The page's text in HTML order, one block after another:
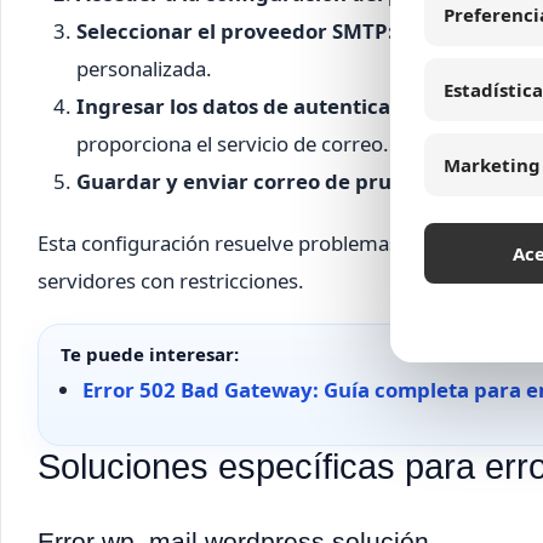
Seleccionar el proveedor SMTP:
Elige entre
personalizada.
Ingresar los datos de autenticación:
proporciona el servicio de correo.
Guardar y enviar correo de prueba:
Verifica
Esta configuración resuelve problemas como
servidores con restricciones.
Te puede interesar:
Error 502 Bad Gateway: Guía completa para
Soluciones específicas para
Marketing